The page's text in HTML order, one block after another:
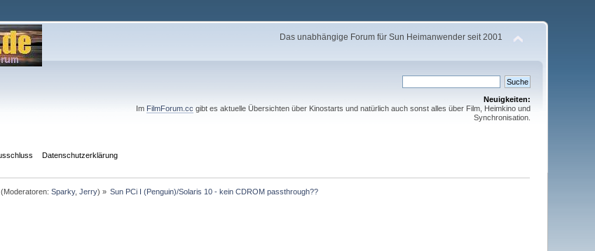
Das unabhängige Forum für Sun Heimanwender seit 2001
Neuigkeiten:
Im FilmForum.cc gibt es aktuelle Übersichten über Kinostarts und natürlich auch sonst alles über Film, Heimkino und
Synchronisation.
Datenschutzerklärung
(Moderatoren:Sparky,Jerry) » Sun PCi I (Penguin)/Solaris 10 - kein CDROM passthrough??